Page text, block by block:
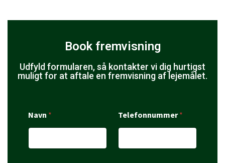
Book fremvisning
Udfyld formularen, så kontakter vi dig hurtigst
muligt for at aftale en fremvisning af lejemålet.
Navn * Telefonnummer*